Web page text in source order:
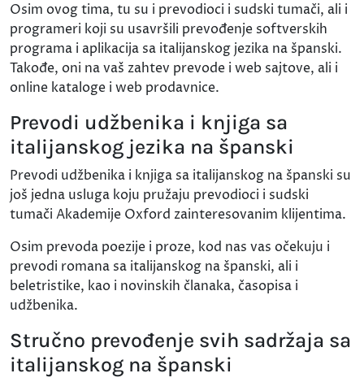
Osim ovog tima, tu su i prevodioci i sudski tumači, ali i
programeri koji su usavršili prevođenje softverskih
programa i aplikacija sa italijanskog jezika na španski.
Takođe, oni na vaš zahtev prevode i web sajtove, ali i
online kataloge i web prodavnice.
Prevodi udžbenika i knjiga sa
italijanskog jezika na španski
Prevodi udžbenika i knjiga sa italijanskog na španski su
još jedna usluga koju pružaju prevodioci i sudski
tumači Akademije Oxford zainteresovanim klijentima.
Osim prevoda poezije i proze, kod nas vas očekuju i
prevodi romana sa italijanskog na španski, ali i
beletristike, kao i novinskih članaka, časopisa i
udžbenika.
Stručno prevođenje svih sadržaja sa
italijanskog na španski